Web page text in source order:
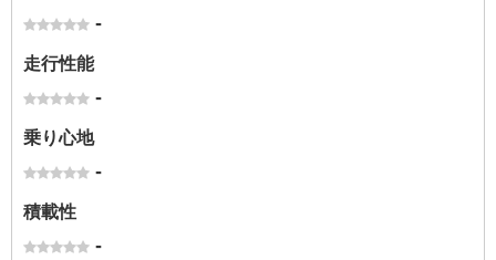
-
走行性能
-
乗り心地
-
積載性
-